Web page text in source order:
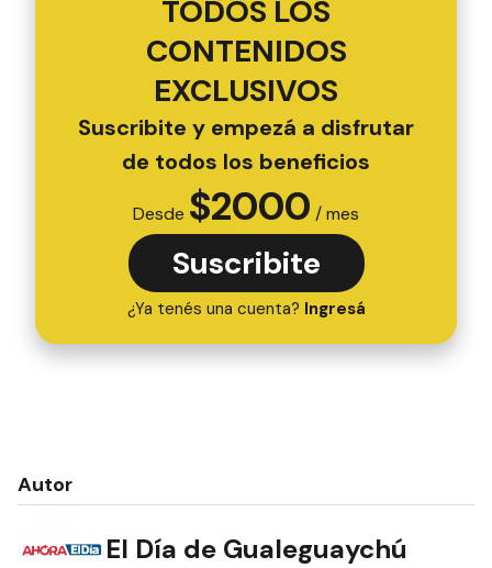
TODOS LOS
CONTENIDOS
EXCLUSIVOS
Suscribite y empezá a disfrutar
de todos los beneficios
Desde $2000 / mes
Suscribite
¿Ya tenés una cuenta? Ingresá
Autor
El Día de Gualeguaychú